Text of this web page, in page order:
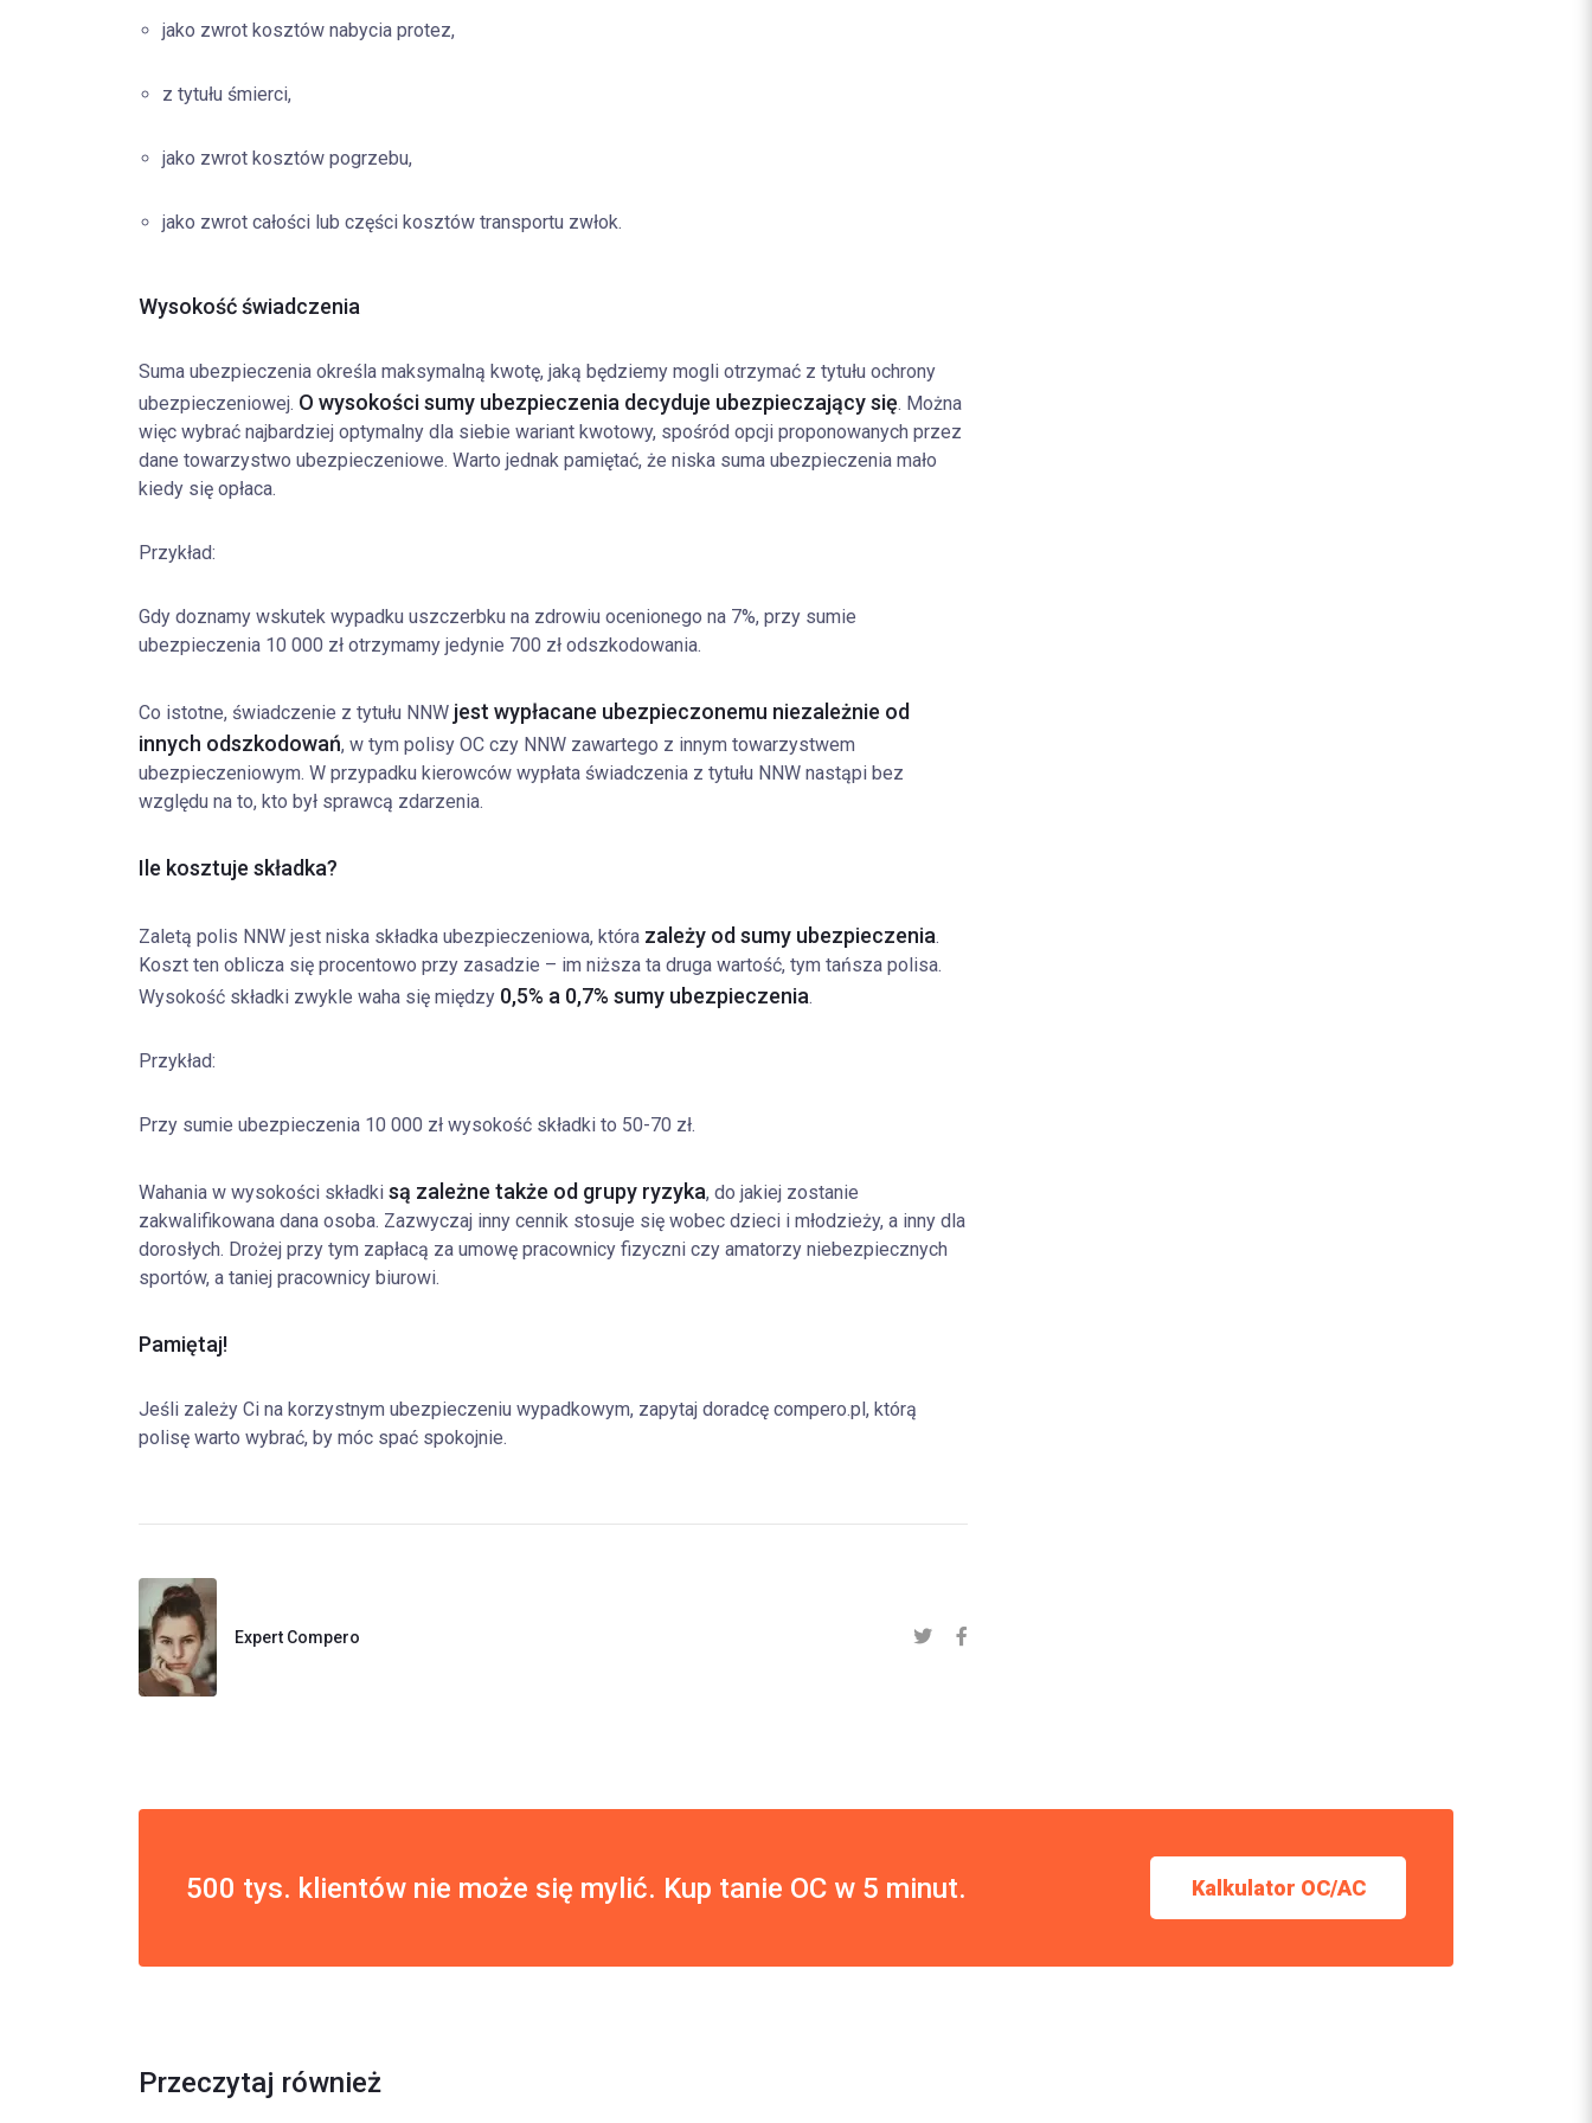
jako zwrot kosztów nabycia protez,
z tytułu śmierci,
jako zwrot kosztów pogrzebu,
jako zwrot całości lub części kosztów transportu zwłok.
Wysokość świadczenia
Suma ubezpieczenia określa maksymalną kwotę, jaką będziemy mogli otrzymać z tytułu ochrony
ubezpieczeniowej. O wysokości sumy ubezpieczenia decyduje ubezpieczający się. Można
więc wybrać najbardziej optymalny dla siebie wariant kwotowy, spośród opcji proponowanych przez
dane towarzystwo ubezpieczeniowe. Warto jednak pamiętać, że niska suma ubezpieczenia mało
kiedy się opłaca.
Przykład:
Gdy doznamy wskutek wypadku uszczerbku na zdrowiu ocenionego na 7%, przy sumie
ubezpieczenia 10 000 zł otrzymamy jedynie 700 zł odszkodowania.
Co istotne, świadczenie z tytułu NNW jest wypłacane ubezpieczonemu niezależnie od
innych odszkodowań, w tym polisy OC czy NNW zawartego z innym towarzystwem
ubezpieczeniowym. W przypadku kierowców wypłata świadczenia z tytułu NNW nastąpi bez
względu na to, kto był sprawcą zdarzenia.
Ile kosztuje składka?
Zaletą polis NNW jest niska składka ubezpieczeniowa, która zależy od sumy ubezpieczenia.
Koszt ten oblicza się procentowo przy zasadzie – im niższa ta druga wartość, tym tańsza polisa.
Wysokość składki zwykle waha się między 0,5% a 0,7% sumy ubezpieczenia.
Przykład:
Przy sumie ubezpieczenia 10 000 zł wysokość składki to 50-70 zł.
Wahania w wysokości składki są zależne także od grupy ryzyka, do jakiej zostanie
zakwalifikowana dana osoba. Zazwyczaj inny cennik stosuje się wobec dzieci i młodzieży, a inny dla
dorosłych. Drożej przy tym zapłacą za umowę pracownicy fizyczni czy amatorzy niebezpiecznych
sportów, a taniej pracownicy biurowi.
Pamiętaj!
Jeśli zależy Ci na korzystnym ubezpieczeniu wypadkowym, zapytaj doradcę compero.pl, którą
polisę warto wybrać, by móc spać spokojnie.
Expert Compero
500 tys. klientów nie może się mylić. Kup tanie OC w 5 minut. Kalkulator OC/AC
Przeczytaj również